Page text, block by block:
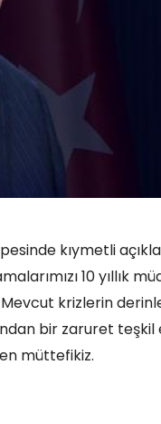
kıymetli
10 yıllık
Mevcut krizlerin
bir zaruret
müttefikiz.